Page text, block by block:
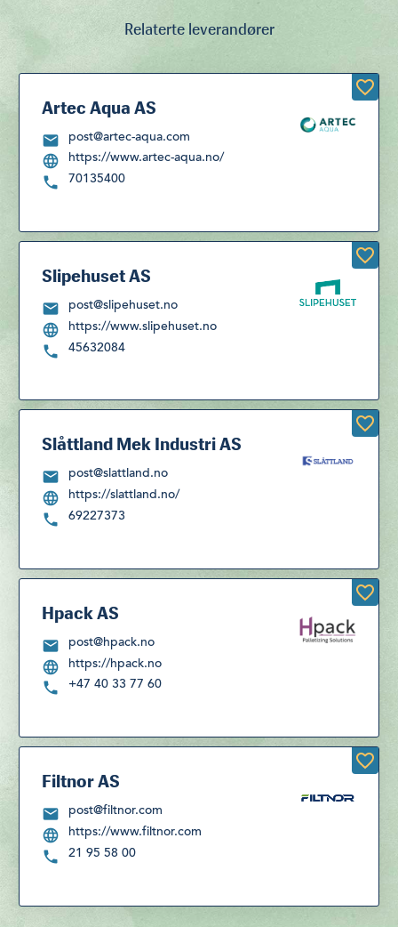
Relaterte leverandører
Artec Aqua AS
post@artec-aqua.com
https://www.artec-aqua.no/
70135400
Slipehuset AS
post@slipehuset.no
https://www.slipehuset.no
45632084
Slåttland Mek Industri AS
post@slattland.no
https://slattland.no/
69227373
Hpack AS
post@hpack.no
https://hpack.no
+47 40 33 77 60
Filtnor AS
post@filtnor.com
https://www.filtnor.com
21 95 58 00